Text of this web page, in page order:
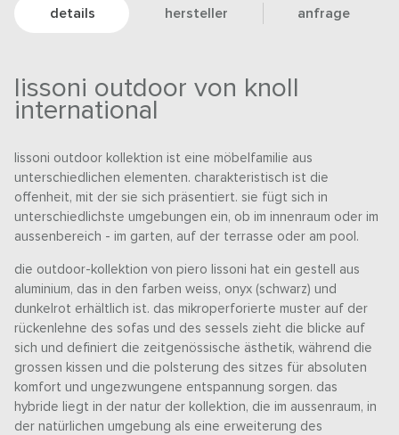
details hersteller anfrage
lissoni outdoor von knoll
international
lissoni outdoor kollektion ist eine möbelfamilie aus
unterschiedlichen elementen. charakteristisch ist die
offenheit, mit der sie sich präsentiert. sie fügt sich in
unterschiedlichste umgebungen ein, ob im innenraum oder im
aussenbereich - im garten, auf der terrasse oder am pool.
die outdoor-kollektion von piero lissoni hat ein gestell aus
aluminium, das in den farben weiss, onyx (schwarz) und
dunkelrot erhältlich ist. das mikroperforierte muster auf der
rückenlehne des sofas und des sessels zieht die blicke auf
sich und definiert die zeitgenössische ästhetik, während die
grossen kissen und die polsterung des sitzes für absoluten
komfort und ungezwungene entspannung sorgen. das
hybride liegt in der natur der kollektion, die im aussenraum, in
der natürlichen umgebung als eine erweiterung des